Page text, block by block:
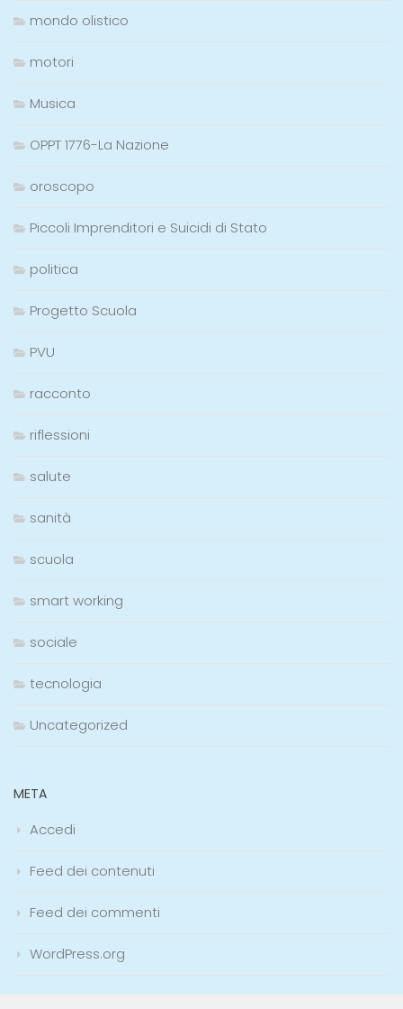
mondo olistico
motori
Musica
OPPT 1776-La Nazione
oroscopo
Piccoli Imprenditori e Suicidi di Stato
politica
Progetto Scuola
PVU
racconto
riflessioni
salute
sanità
scuola
smart working
sociale
tecnologia
Uncategorized
META
Accedi
Feed dei contenuti
Feed dei commenti
WordPress.org